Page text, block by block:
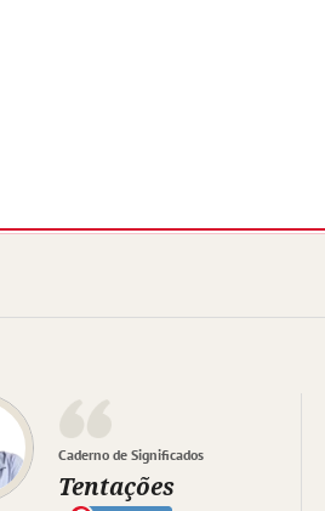
Caderno de Significados
Tentações